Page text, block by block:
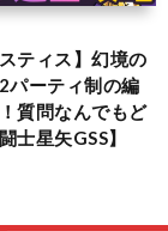
ティス】幻境の
パーティ制の編
質問なんでもど
士星矢GSS】